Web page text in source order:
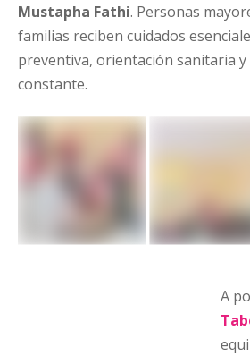
Mustapha Fathi. Personas
familias reciben cuidados
preventiva, orientación sanitaria
constante.
A